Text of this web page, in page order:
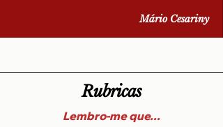
Mário Cesariny
Rubricas
Lembro-me que...